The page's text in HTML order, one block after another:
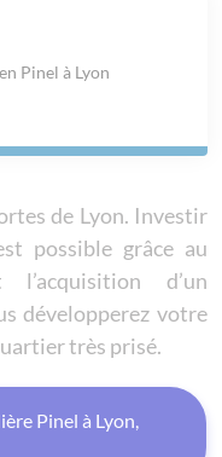
Pinel à Lyon
de Lyon. Investir
possible grâce au
d’un
développerez votre
très prisé.
Pinel à Lyon,